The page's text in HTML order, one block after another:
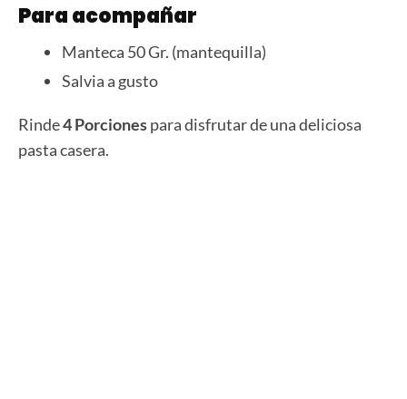
Para acompañar
Manteca 50 Gr. (mantequilla)
Salvia a gusto
Rinde4 Porcionespara disfrutar de una deliciosa
pasta casera.